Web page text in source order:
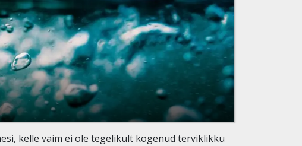
kelle vaim ei ole tegelikult kogenud terviklikku